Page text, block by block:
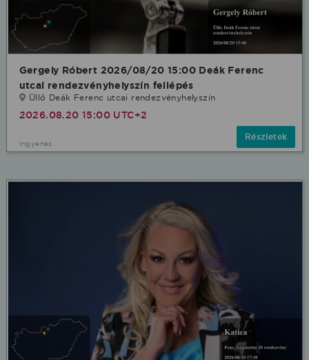
Gergely Róbert 2026/08/20 15:00 Deák Ferenc
utcai rendezvényhelyszín fellépés
Üllő Deák Ferenc utcai rendezvényhelyszín
2026.08.20 15:00 UTC+2
Ingyenes
Részletek